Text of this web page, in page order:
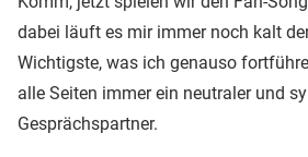
dabei läuft es mir immer noch kalt
Wichtigste, was ich genauso
alle Seiten immer ein neutraler und
Gesprächspartner.